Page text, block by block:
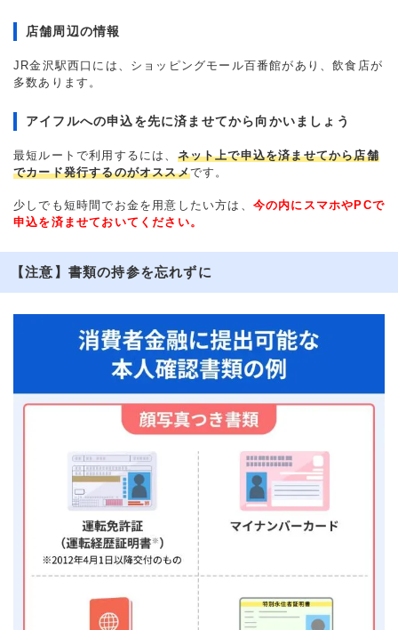
店舗周辺の情報
JR金沢駅西口には、ショッピングモール百番館があり、飲食店が
多数あります。
アイフルへの申込を先に済ませてから向かいましょう
最短ルートで利用するには、 ネット上で申込を済ませてから店舗
でカード発行するのがオススメです。
少しでも短時間でお金を用意したい方は、 今の内にスマホやPCで
申込を済ませておいてください。
【注意】書類の持参を忘れずに